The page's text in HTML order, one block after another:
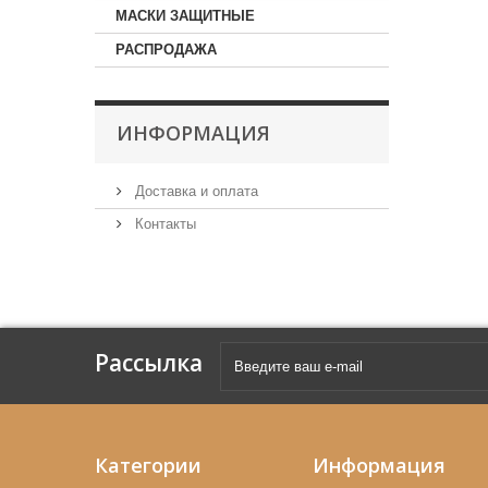
МАСКИ ЗАЩИТНЫЕ
РАСПРОДАЖА
ИНФОРМАЦИЯ
Доставка и оплата
Контакты
Рассылка
Категории Информация